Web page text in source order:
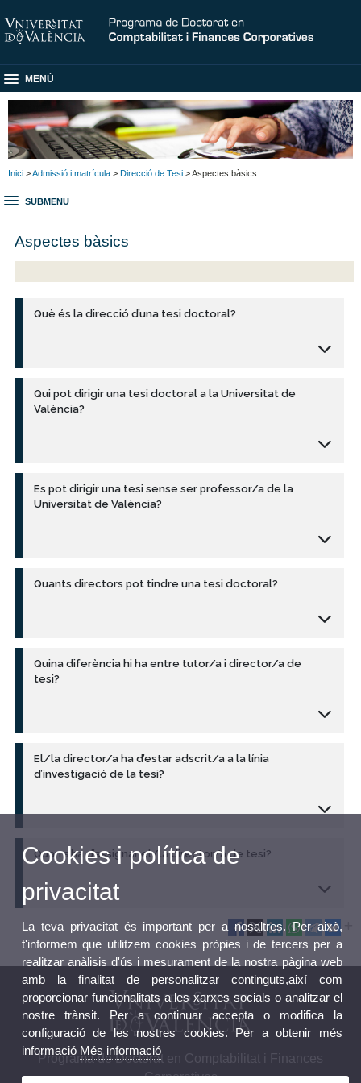
MENÚ
Inici >Admissió i matrícula > Direcció de Tesi > Aspectes bàsics
SUBMENU
Aspectes bàsics
Què és la direcció d’una tesi doctoral?
Qui pot dirigir una tesi doctoral a la Universitat de
València?
Es pot dirigir una tesi sense ser professor/a de la
Universitat de València?
Quants directors pot tindre una tesi doctoral?
Quina diferència hi ha entre tutor/a i director/a de
tesi?
El/la director/a ha d’estar adscrit/a a la línia
d’investigació de la tesi?
Quan s’ha d’assignar el/la director/a de tesi?
Programa de Doctorat en Comptabilitat i Finances
Corporatives
Cookies i política de
privacitat
La teva privacitat és important per a nosaltres. Per això,
t'informem que utilitzem cookies pròpies i de tercers per a
realitzar anàlisis d'ús i mesurament de la nostra pàgina web
amb la finalitat de personalitzar continguts,així com
proporcionar funcionalitats a les xarxes socials o analitzar el
nostre trànsit. Per a continuar accepta o modifica la
configuració de les nostres cookies. Per a obtenir més
informació Més informació